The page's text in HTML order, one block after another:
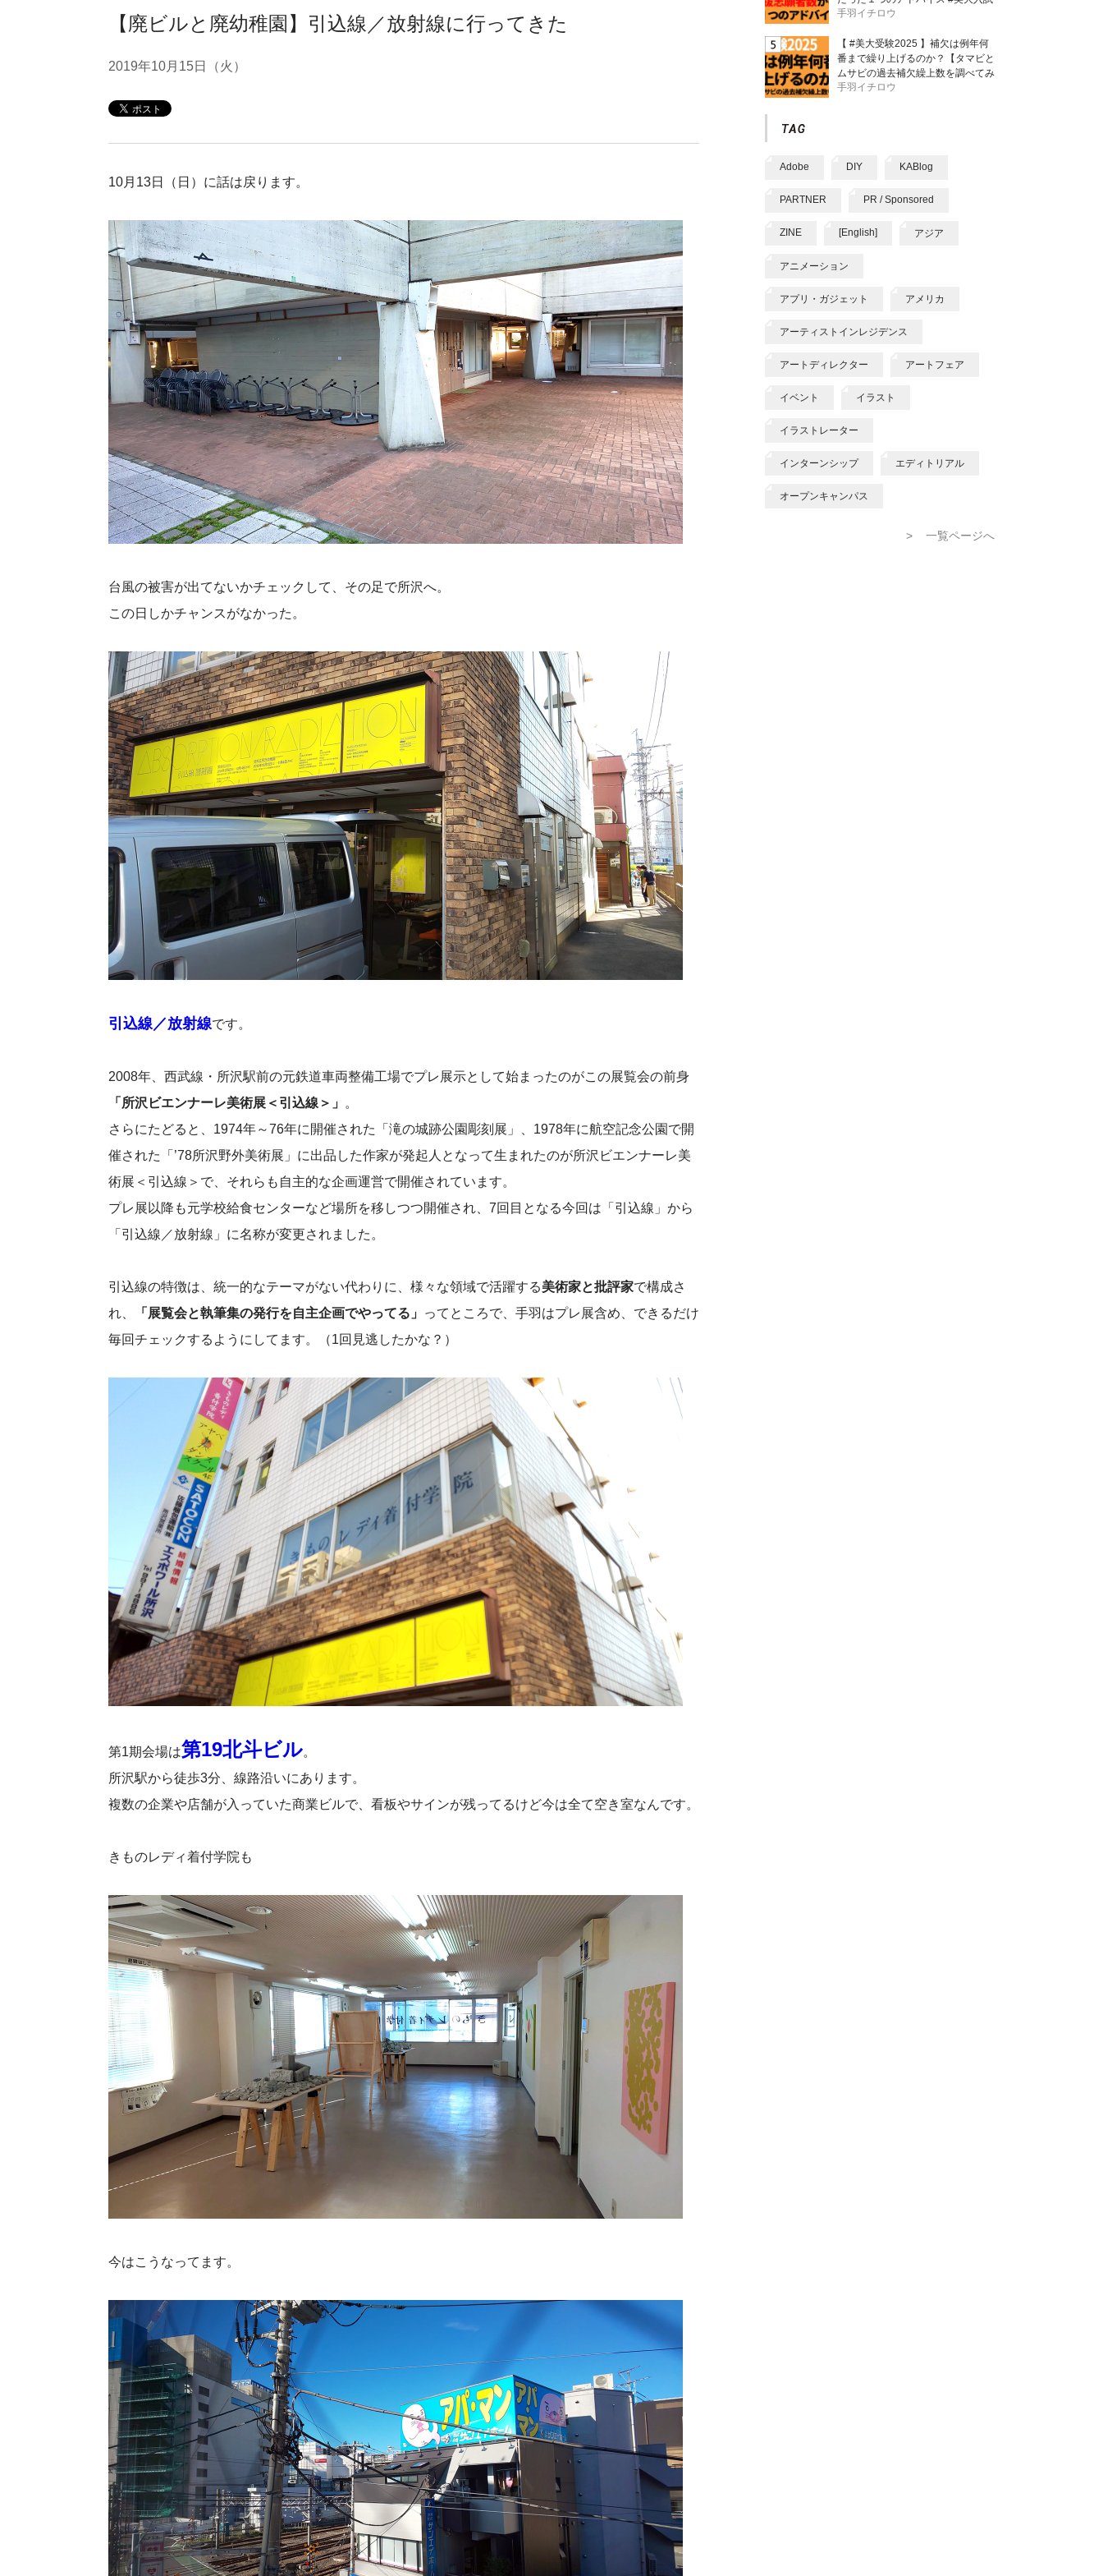
【廃ビルと廃幼稚園】引込線／放射線に行ってきた
2019年10月15日（火）
10月13日（日）に話は戻ります。
台風の被害が出てないかチェックして、その足で所沢へ。
この日しかチャンスがなかった。
引込線／放射線です。
2008年、西武線・所沢駅前の元鉄道車両整備工場でプレ展示として始まったのがこの展覧会の前身
「所沢ビエンナーレ美術展＜引込線＞」 。
さらにたどると、1974年～76年に開催された「滝の城跡公園彫刻展」、1978年に航空記念公園で開
催された「’78所沢野外美術展」に出品した作家が発起人となって生まれたのが所沢ビエンナーレ美
術展＜引込線＞で、それらも自主的な企画運営で開催されています。
プレ展以降も元学校給食センターなど場所を移しつつ開催され、7回目となる今回は「引込線」から
「引込線／放射線」に名称が変更されました。
引込線の特徴は、統一的なテーマがない代わりに、様々な領域で活躍する美術家と批評家で構成さ
れ、
「展覧会と執筆集の発行を自主企画でやってる」 ってところで、手羽はプレ展含め、できるだけ
毎回チェックするようにしてます。（1回見逃したかな？）
第1期会場は第19北斗ビル。
所沢駅から徒歩3分、線路沿いにあります。
複数の企業や店舗が入っていた商業ビルで、看板やサインが残ってるけど今は全て空き室なんです。
きものレディ着付学院も
今はこうなってます。
手羽イチロウ
【 #美大受験2025 】補欠は例年何
番まで繰り上げるのか？【タマビと
ムサビの過去補欠繰上数を調べてみ
た】
手羽イチロウ
Adobe DIY KABlog
PARTNER PR / Sponsored
ZINE [English] アジア
アニメーション
アプリ・ガジェット アメリカ
アーティストインレジデンス
アートディレクター アートフェア
イベント イラスト
イラストレーター
インターンシップ エディトリアル
オープンキャンパス
> 一覧ページへ